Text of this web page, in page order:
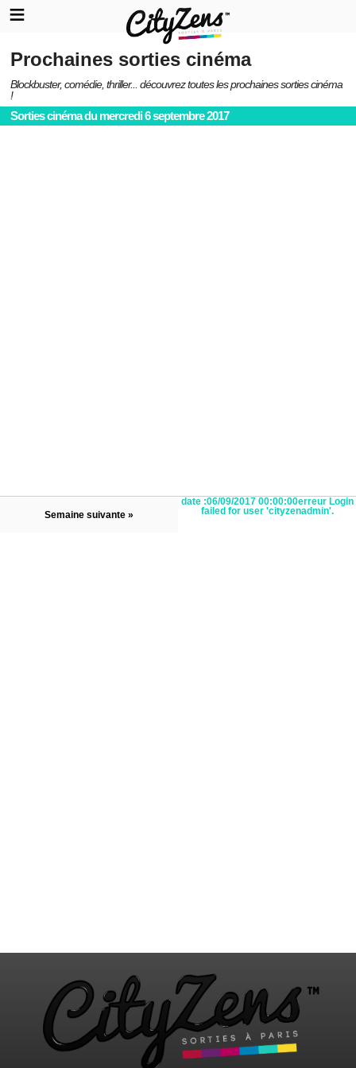
Prochaines sorties cinéma
Blockbuster, comédie, thriller... découvrez toutes les prochaines sorties cinéma
!
Sorties cinéma du mercredi 6 septembre 2017
Semaine suivante
date :06/09/2017 00:00:00erreur Login
failed for user 'cityzenadmin'.